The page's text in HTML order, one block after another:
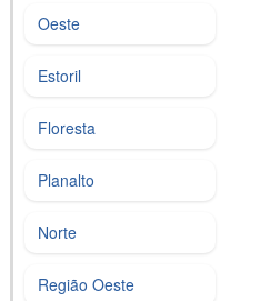
Oeste
Estoril
Floresta
Planalto
Norte
Região Oeste